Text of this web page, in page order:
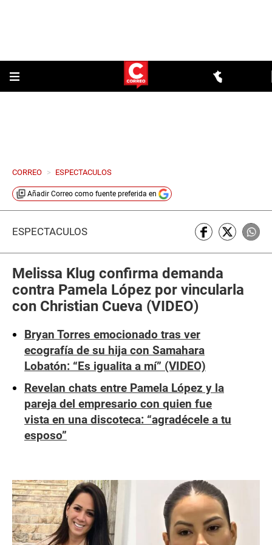
CORREO > ESPECTACULOS
Añadir Correo como fuente preferida en
ESPECTÁCULOS
Melissa Klug confirma demanda
contra Pamela López por vincularla
con Christian Cueva (VIDEO)
Bryan Torres emocionado tras ver
ecografía de su hija con Samahara
Lobatón: “Es igualita a mí” (VIDEO)
Revelan chats entre Pamela López y la
pareja del empresario con quien fue
vista en una discoteca: “agradécele a tu
esposo”